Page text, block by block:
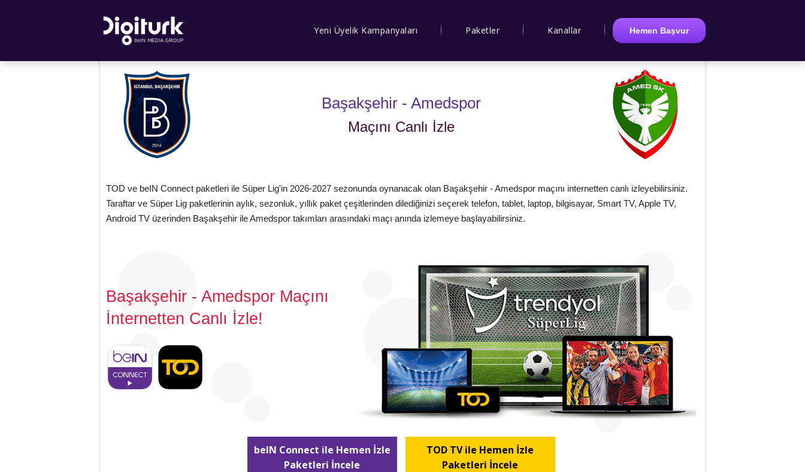
Yeni Üyelik Kampanyaları Paketler Kanallar Hemen Başvur
Başakşehir - Amedspor
Maçını Canlı İzle
TOD ve beIN Connect paketleri ile Süper Lig'in 2026-2027 sezonunda oynanacak olan Başakşehir - Amedspor maçını internetten canlı izleyebilirsiniz.
Taraftar ve Süper Lig paketlerinin aylık, sezonluk, yıllık paket çeşitlerinden dilediğinizi seçerek telefon, tablet, laptop, bilgisayar, Smart TV, Apple TV,
Android TV üzerinden Başakşehir ile Amedspor takımları arasındaki maçı anında izlemeye başlayabilirsiniz.
Başakşehir - Amedspor Maçını
İnternetten Canlı İzle!
beIN Connect ile Hemen İzle
Paketleri İncele
TOD TV ile Hemen İzle
Paketleri İncele